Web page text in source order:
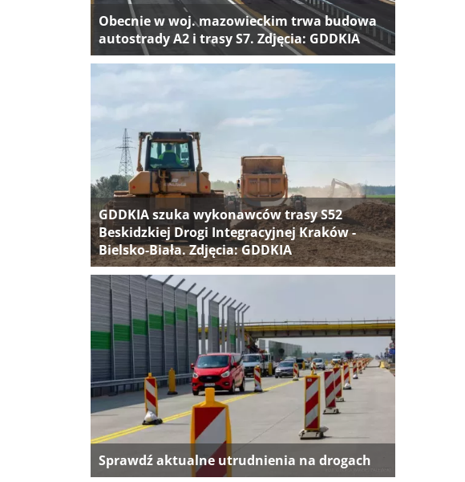
Obecnie w woj. mazowieckim trwa budowa
autostrady A2 i trasy S7. Zdjęcia: GDDKIA
GDDKIA szuka wykonawców trasy S52
Beskidzkiej Drogi Integracyjnej Kraków -
Bielsko-Biała. Zdjęcia: GDDKIA
Sprawdź aktualne utrudnienia na drogach